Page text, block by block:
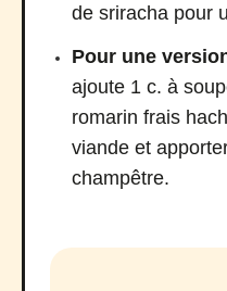
de sriracha pour
Pour une
ajoute 1 c. à
romarin frais
viande et
champêtre.